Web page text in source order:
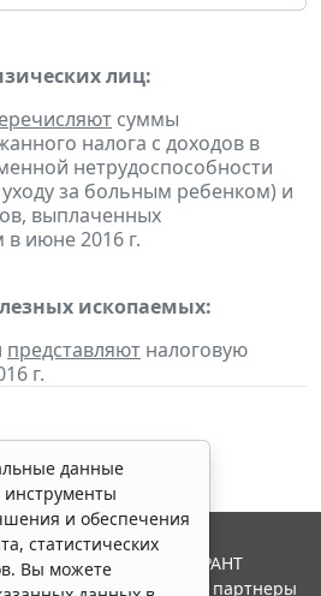
лиц:
суммы
налога с доходов в
нетрудоспособности
за больным ребенком) и
выплаченных
июне 2016 г.
ископаемых:
представляют налоговую
г.
данные
инструменты
и обеспечения
статистических
Вы можете
2026. Система ГАРАНТ
Компания "Гарант" и ее партнеры